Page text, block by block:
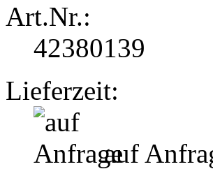
Art.Nr.:
42380139
Lieferzeit:
auf